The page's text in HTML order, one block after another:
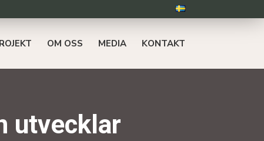
OM OSS MEDIA KONTAKT
utvecklar